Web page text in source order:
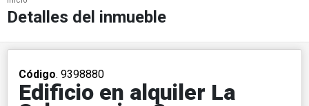
Detalles del inmueble
Código. 9398880
Edificio en alquiler La